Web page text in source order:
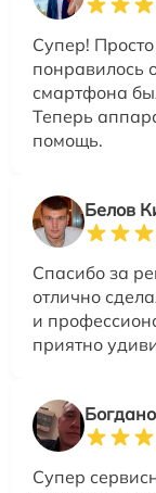
Супер!
понравилось
смартфона
Теперь
помощь.
Белов
Спасибо за
отлично
и
приятно
Супер